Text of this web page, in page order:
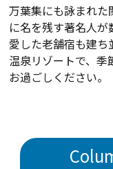
万葉集にも詠まれ
に名を残す著名人
愛した老舗宿も建ち
温泉リゾートで、季
お過ごしください。